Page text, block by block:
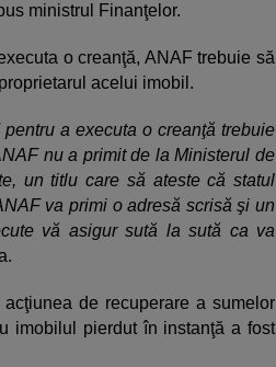
ministrul Finanţelor.
o creanţă, ANAF trebuie să
acelui imobil.
a executa o creanţă trebuie
nu a primit de la Ministerul de
un titlu care să ateste că statul
va primi o adresă scrisă şi un
vă asigur sută la sută ca va
de recuperare a sumelor
imobilul pierdut în instanţă a fost